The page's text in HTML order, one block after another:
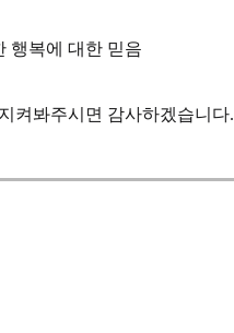
행복에 대한 믿음
켜봐주시면 감사하겠습니다.